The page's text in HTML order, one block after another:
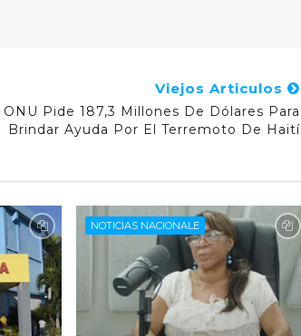
Viejos Articulos
ONU Pide 187,3 Millones De Dólares Para
Brindar Ayuda Por El Terremoto De Haití
NOTICIAS NACIONALE